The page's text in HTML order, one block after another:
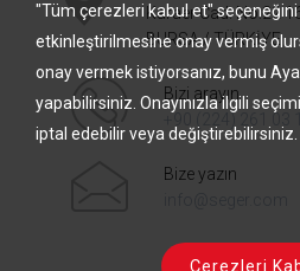
Karaer Cad. No:22
BURSA / TÜRKİYE
Bizi arayın
Bize yazın
"Tüm çerezleri kabul et"
etkinleştirilmesine onay vermiş
onay vermek istiyorsanız, bunu
yapabilirsiniz. Onayınızla ilgili
iptal edebilir veya değiştirebilirsiniz.
Çerezleri